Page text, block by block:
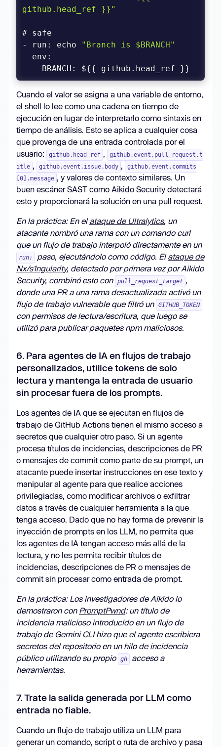
github.head_ref }}"
- run: echo
"Branch is $BRANCH"
env
Cuando el valor se asigna a una variable de entorno,
el shell lo lee como una cadena en tiempo de
ejecución en lugar de interpretarlo como sintaxis en
tiempo de análisis. Esto se aplica a cualquier cosa
que provenga de una entrada controlada por el
usuario:
github.head_ref ,
github.event.pull_request.t
itle , github.event.issue.body ,
github.event.commits
[0].message , y valores de contexto similares. Un
buen escáner SAST como Aikido Security detectará
esto y proporcionará la solución en una pull request.
En la práctica: En elataque de Ultralytics, un
atacante nombró una rama con un comando curl
que un flujo de trabajo interpoló directamente en un
run: paso, ejecutándolo como código. Elataque de
Nx/s1ngularity, detectado por primera vez por Aikido
Security, combinó esto con pull_request_target ,
donde una PR a una rama desactualizada activó un
flujo de trabajo vulnerable que filtró un GITHUB_TOKEN
con permisos de lectura/escritura, que luego se
utilizó para publicar paquetes npm maliciosos.
6. Para agentes de IA en flujos de trabajo
personalizados, utilice tokens de solo
lectura y mantenga la entrada de usuario
sin procesar fuera de los prompts.
Los agentes de IA que se ejecutan en flujos de
trabajo de GitHub Actions tienen el mismo acceso a
secretos que cualquier otro paso. Si un agente
procesa títulos de incidencias, descripciones de PR
o mensajes de commit como parte de su prompt, un
atacante puede insertar instrucciones en ese texto y
manipular al agente para que realice acciones
privilegiadas, como modificar archivos o exfiltrar
datos a través de cualquier herramienta a la que
tenga acceso. Dado que no hay forma de prevenir la
inyección de prompts en los LLM, no permita que
los agentes de IA tengan acceso más allá de la
lectura, y no les permita recibir títulos de
incidencias, descripciones de PR o mensajes de
commit sin procesar como entrada de prompt.
En la práctica: Los investigadores de Aikido lo
demostraron con PromptPwnd: un título de
incidencia malicioso introducido en un flujo de
trabajo de Gemini CLI hizo que el agente escribiera
secretos del repositorio en un hilo de incidencia
público utilizando su propio gh
acceso a
herramientas.
7. Trate la salida generada por LLM como
entrada no fiable.
Cuando un flujo de trabajo utiliza un LLM para
generar un comando, script o ruta de archivo y pasa